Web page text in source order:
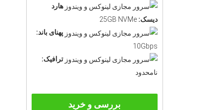
هارد
دیسک:
پهنای باند:
10Gbps
ترافیک:
نامحدود
بررسی و خرید